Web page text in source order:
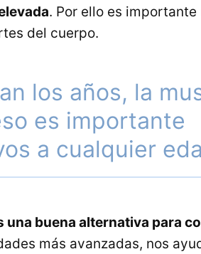
. Por ello es importante
del cuerpo.
los años, la
es importante
a cualquier
una buena alternativa para
más avanzadas, nos